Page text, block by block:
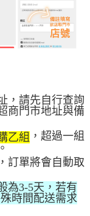
，請先自行查詢
商門市地址與備
乙組 ，超過一組
訂單將會自動取
為3-5天，若有
時間配送需求